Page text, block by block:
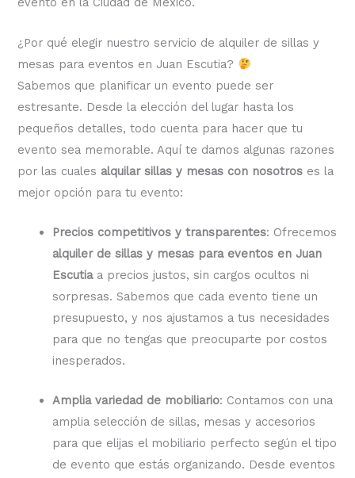
¿Por qué elegir nuestro servicio de alquiler de sillas y
mesas para eventos en Juan Escutia?
Sabemos que planificar un evento puede ser
estresante. Desde la elección del lugar hasta los
pequeños detalles, todo cuenta para hacer que tu
evento sea memorable. Aquí te damos algunas razones
por las cuales alquilar sillas y mesas con nosotros es la
mejor opción para tu evento:
Precios competitivos y transparentes: Ofrecemos
alquiler de sillas y mesas para eventos en Juan
Escutiaa precios justos, sin cargos ocultos ni
sorpresas. Sabemos que cada evento tiene un
presupuesto, y nos ajustamos a tus necesidades
para que no tengas que preocuparte por costos
inesperados.
Amplia variedad de mobiliario: Contamos con una
amplia selección de sillas, mesas y accesorios
para que elijas el mobiliario perfecto según el tipo
de evento que estás organizando. Desde eventos